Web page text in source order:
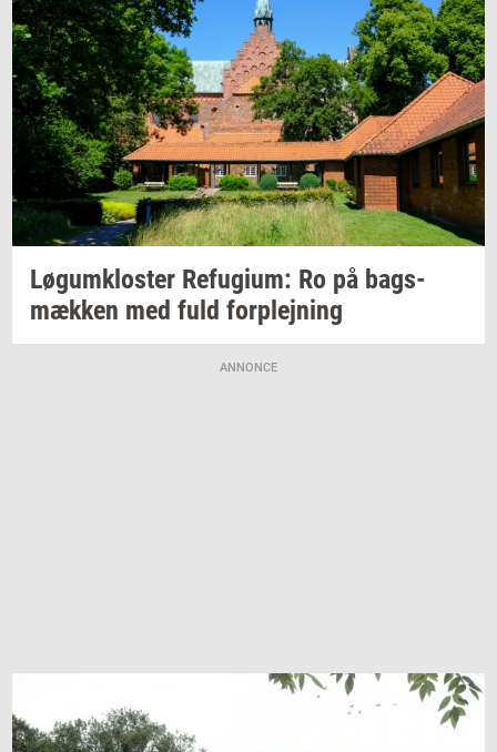
Løgum­klo­ster Re­fu­gi­um: Ro på bags­
mæk­ken med fuld for­plej­ning
ANNONCE